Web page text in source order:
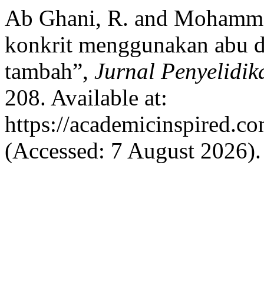
Ab Ghani, R. and
konkrit menggunakan abu
tambah”, Jurnal
208. Available at:
https://
(Accessed: 7 August 2026).